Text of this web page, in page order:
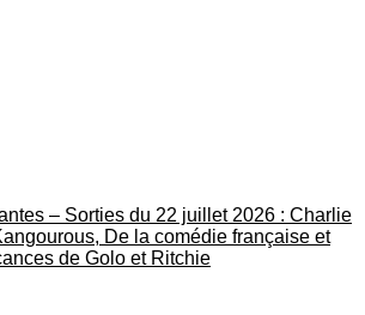
– Sorties du 22 juillet 2026 : Charlie
De la comédie française et
de Golo et Ritchie